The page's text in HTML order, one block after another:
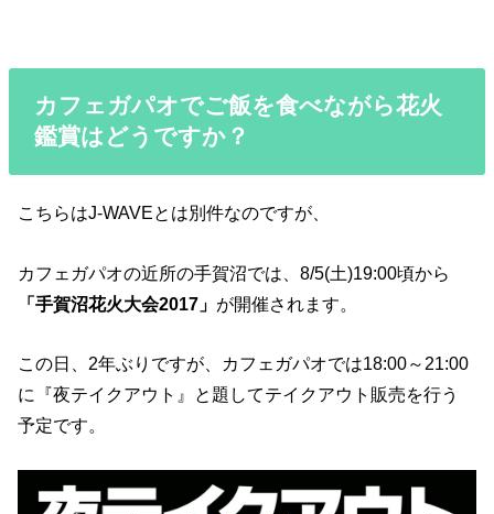
カフェガパオでご飯を食べながら花火
鑑賞はどうですか？
こちらはJ-WAVEとは別件なのですが、
カフェガパオの近所の手賀沼では、8/5(土)19:00頃から
「手賀沼花火大会2017」 が開催されます。
この日、2年ぶりですが、カフェガパオでは18:00～21:00
に『夜テイクアウト』と題してテイクアウト販売を行う
予定です。